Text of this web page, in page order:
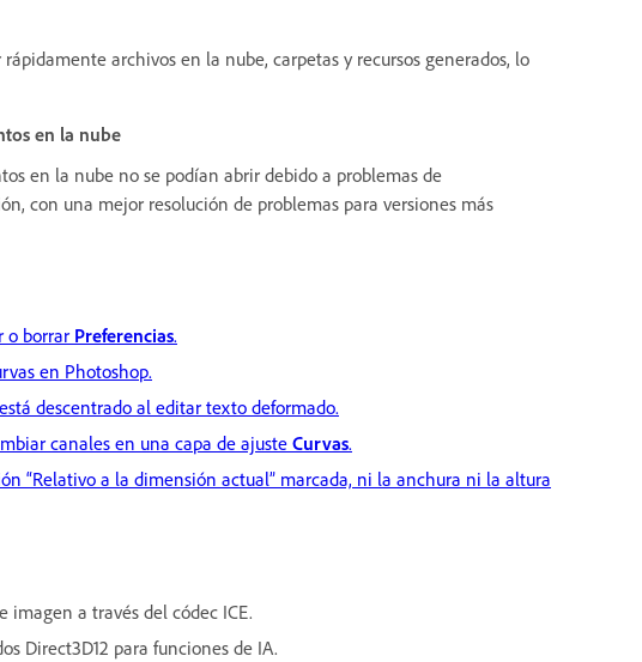
archivos en la nube, carpetas y recursos generados, lo
en la nube
en la nube no se podían abrir debido a problemas de
con una mejor resolución de problemas para versiones más
o borrar Preferencias.
en Photoshop.
está descentrado al editar texto deformado.
canales en una capa de ajuste Curvas.
“Relativo a la dimensión actual” marcada, ni la anchura ni la altura
imagen a través del códec ICE.
Direct3D12 para funciones de IA.